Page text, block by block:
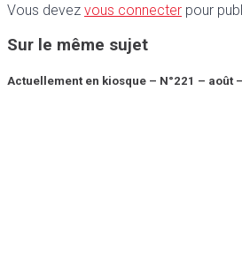
Vous devez vous connecter pour
Sur le même sujet
Actuellement en kiosque – N°221 – août